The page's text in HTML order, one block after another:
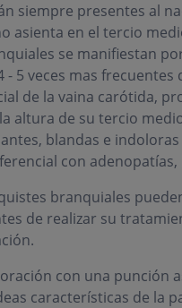
siempre presentes al
asienta en el tercio
se manifiestan
- 5 veces mas
de la vaina carótida,
altura de su tercio
blandas e
con
branquiales
de realizar su
con una punción
características de la